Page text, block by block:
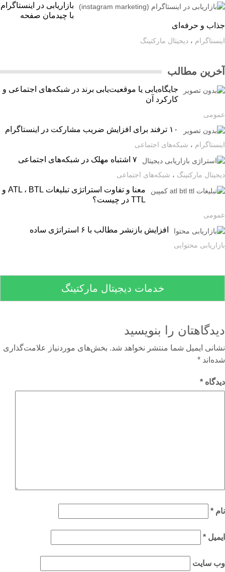
بازاریابی در اینستاگرام
با چیدمان صفحه
و حرفه‌ای
،دیجیتال مارکتینگ
مطالب
جایگاه‌یابی یا موقعیت‌یابی برند در شبکه‌های اجتماعی و
کارکرد آن
۱۰ ترفند برای افزایش ضریب مشارکت در اینستاگرام
،شبکه‌های اجتماعی
مارکتینگ،شبکه‌های اجتماعی
معنا و تفاوت استراتژی تبلیغات ATL ، BTL و
TTL در چیست؟
افزایش بازنشر مطالب با ۶ استراتژی ساده
محتوایی
خدمات دیجیتال مارکتینگ
را بنویسید
ایمیل شما منتشر نخواهد شد. بخش‌های موردنیاز علامت‌گذاری
*
*
*
*
سایت